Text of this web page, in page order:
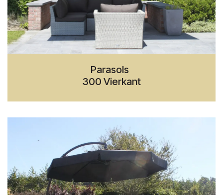
Parasols
300 Vierkant